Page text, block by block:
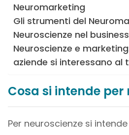
Neuromarketing
Gli strumenti del
Neuroscienze nel business
Neuroscienze e
aziende si interessano al
Cosa si intende per
Per neuroscienze si